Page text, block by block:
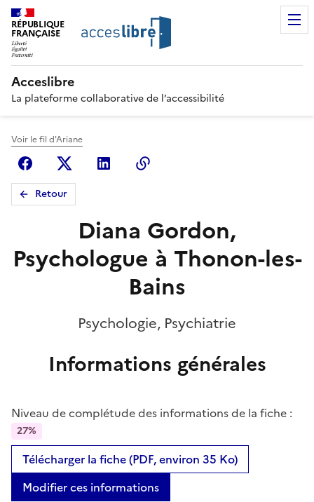
RÉPUBLIQUE
FRANÇAISE
Acceslibre
La plateforme collaborative de l’accessibilité
Voir le fil d'Ariane
FacebookX (anciennement Twitter)
Linkedin
Retour
Diana Gordon,
Psychologue à Thonon-les-
Bains
Psychologie, Psychiatrie
Informations générales
Niveau de complétude des informations de la fiche :
27%
Télécharger la fiche (PDF, environ 35 Ko)
Modifier ces informations